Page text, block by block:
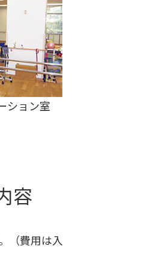
ション室
容
（費用は入